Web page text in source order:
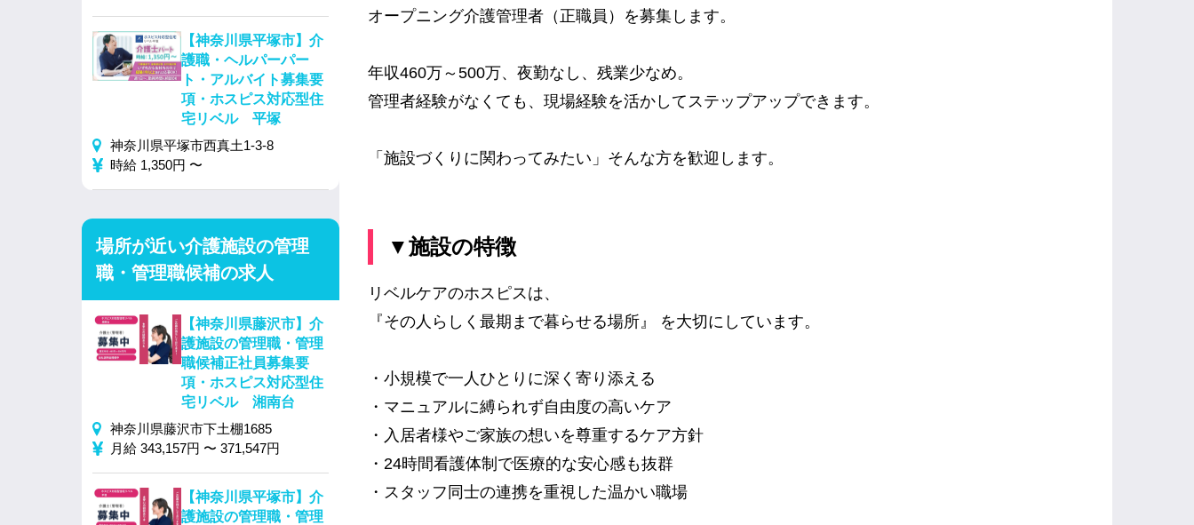
オープニング介護管理者（正職員）を募集します。
年収460万～500万、夜勤なし、残業少なめ。
管理者経験がなくても、現場経験を活かしてステップアップできます。
「施設づくりに関わってみたい」そんな方を歓迎します。
▼施設の特徴
リベルケアのホスピスは、
『その人らしく最期まで暮らせる場所』 を大切にしています。
・小規模で一人ひとりに深く寄り添える
・マニュアルに縛られず自由度の高いケア
・入居者様やご家族の想いを尊重するケア方針
・24時間看護体制で医療的な安心感も抜群
・スタッフ同士の連携を重視した温かい職場
【神奈川県平塚市】介
護職・ヘルパーパー
ト・アルバイト募集要
項・ホスピス対応型住
宅リベル 平塚
神奈川県平塚市西真土1-3-8
時給 1,350円 〜
場所が近い介護施設の管理
職・管理職候補の求人
【神奈川県藤沢市】介
護施設の管理職・管理
職候補正社員募集要
項・ホスピス対応型住
宅リベル 湘南台
神奈川県藤沢市下土棚1685
月給 343,157円 〜 371,547円
【神奈川県平塚市】介
護施設の管理職・管理